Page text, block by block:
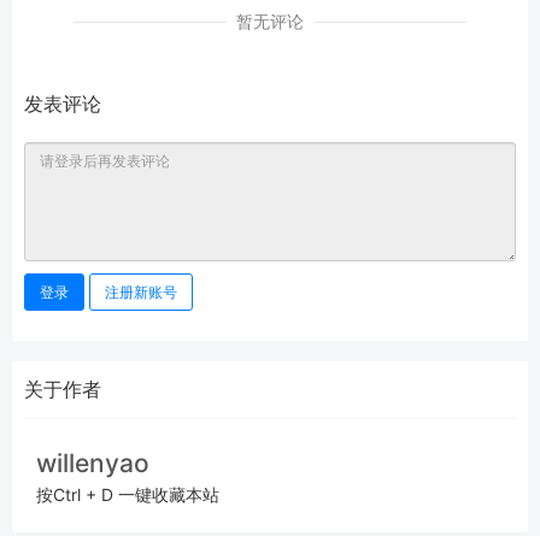
暂无评论
发表评论
登录 注册新账号
关于作者
willenyao
按Ctrl + D 一键收藏本站